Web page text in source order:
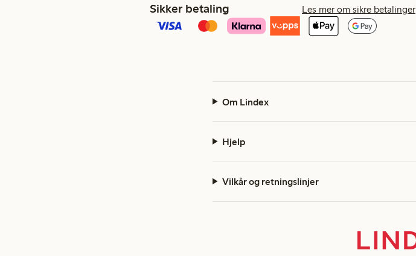
Sikker betaling Les mer om sikre betalinger
Om Lindex
Hjelp
Vilkår og retningslinjer